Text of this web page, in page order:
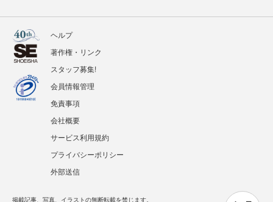
ヘルプ
著作権・リンク
スタッフ募集!
会員情報管理
免責事項
会社概要
サービス利用規約
プライバシーポリシー
外部送信
掲載記事、写真、イラストの無断転載を禁じます。